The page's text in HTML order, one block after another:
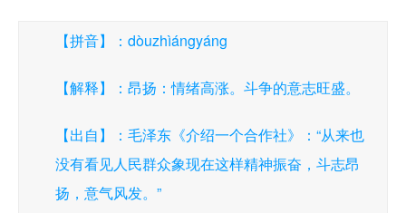
【拼音】：dòuzhìángyáng
【解释】：昂扬：情绪高涨。斗争的意志旺盛。
【出自】：毛泽东《介绍一个合作社》：“从来也
没有看见人民群众象现在这样精神振奋，斗志昂
扬，意气风发。”